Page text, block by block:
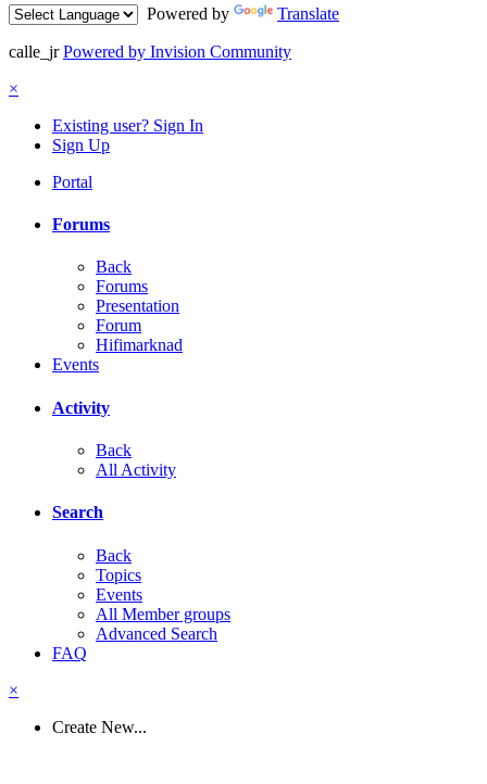
Powered by
Translate
calle_jr Powered by Invision Community
×
Existing user? Sign In
Sign Up
Portal
Forums
Back
Forums
Presentation
Forum
Hifimarknad
Events
Activity
Back
All Activity
Search
Back
Topics
Events
All Member groups
Advanced Search
FAQ
×
Create New...